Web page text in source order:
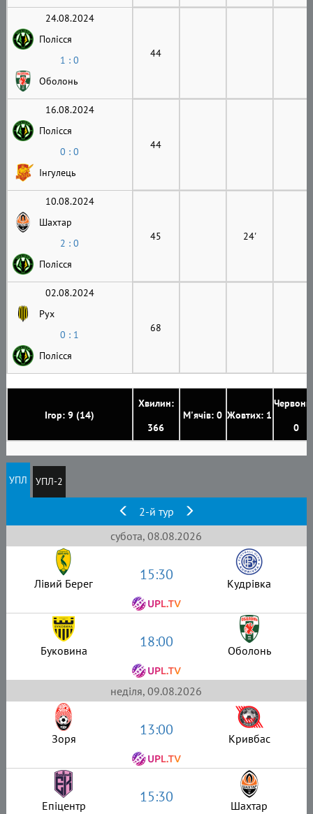
Ігор: 9 (14)
Хвилин:
366
М'ячів: 0 Жовтих: 1
0
24.08.2024
Полісся
1 : 0
Оболонь
44
16.08.2024
Полісся
0 : 0
Інгулець
44
10.08.2024
Шахтар
2 : 0
Полісся
45 24'
02.08.2024
Рух
0 : 1
Полісся
68
УПЛ УПЛ-2
2-й тур
субота, 08.08.2026
Лівий Берег 15:30 Кудрівка
Буковина 18:00 Оболонь
неділя, 09.08.2026
Зоря 13:00 Кривбас
Епіцентр 15:30 Шахтар